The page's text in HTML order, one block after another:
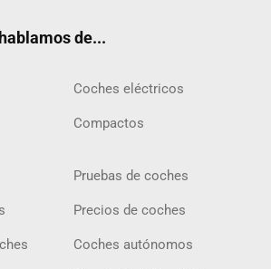
de...
Coches eléctricos
Compactos
Pruebas de coches
Precios de coches
Coches autónomos